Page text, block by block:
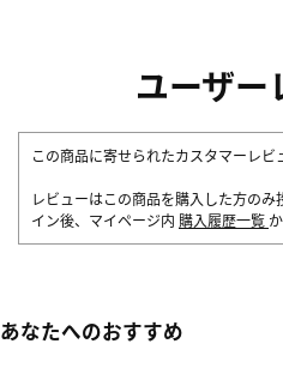
ユーザー
この商品に寄せられたカスタマーレビ
レビューはこの商品を購入した方の
イン後、マイページ内 購入履歴一覧
あなたへのおすすめ